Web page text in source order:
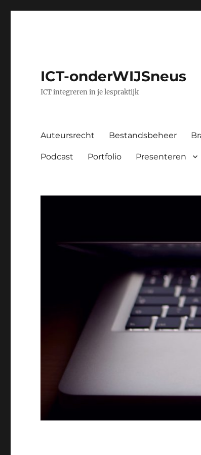
ICT-onderWIJSneus
ICT integreren in je lespraktijk
Auteursrecht Bestandsbeheer
Podcast Portfolio Presenteren